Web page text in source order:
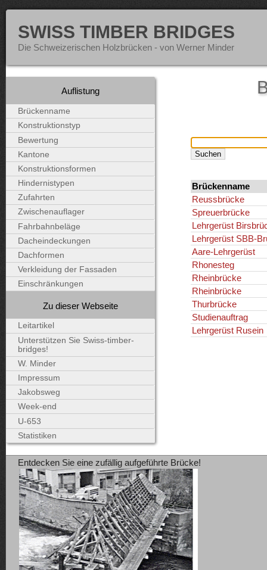
SWISS TIMBER BRIDGES
Die Schweizerischen Holzbrücken - von Werner Minder
Brückenname
Reussbrücke
Spreuerbrücke
Lehrgerüst
Lehrgerüst SBB-
Aare-Lehrgerüst
Rhonesteg
Rheinbrücke
Rheinbrücke
Thurbrücke
Studienauftrag
Lehrgerüst Rusein
Auflistung
Brückenname
Konstruktionstyp
Bewertung
Kantone
Konstruktionsformen
Hindernistypen
Zufahrten
Zwischenauflager
Fahrbahnbeläge
Dacheindeckungen
Dachformen
Verkleidung der Fassaden
Einschränkungen
Zu dieser Webseite
Leitartikel
Unterstützen Sie Swiss-timber-
bridges!
W. Minder
Impressum
Jakobsweg
Week-end
U-653
Statistiken
Entdecken Sie eine zufällig aufgeführte Brücke!